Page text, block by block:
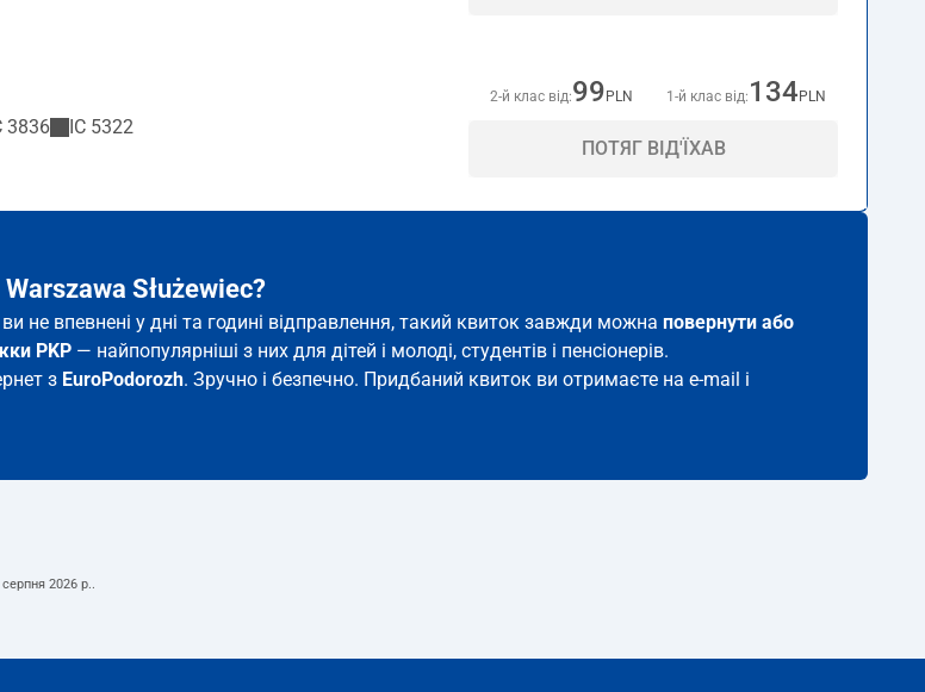
3836 IC 5322
2-й клас від:99 PLN 1-й клас від: 134 PLN
ПОТЯГ ВІД'ЇХАВ
Służewiec?
не впевнені у дні та годині відправлення, такий квиток завжди можна повернути або
PKP — найпопулярніші з них для дітей і молоді, студентів і пенсіонерів.
з EuroPodorozh. Зручно і безпечно. Придбаний квиток ви отримаєте на e-mail і
2026 р..